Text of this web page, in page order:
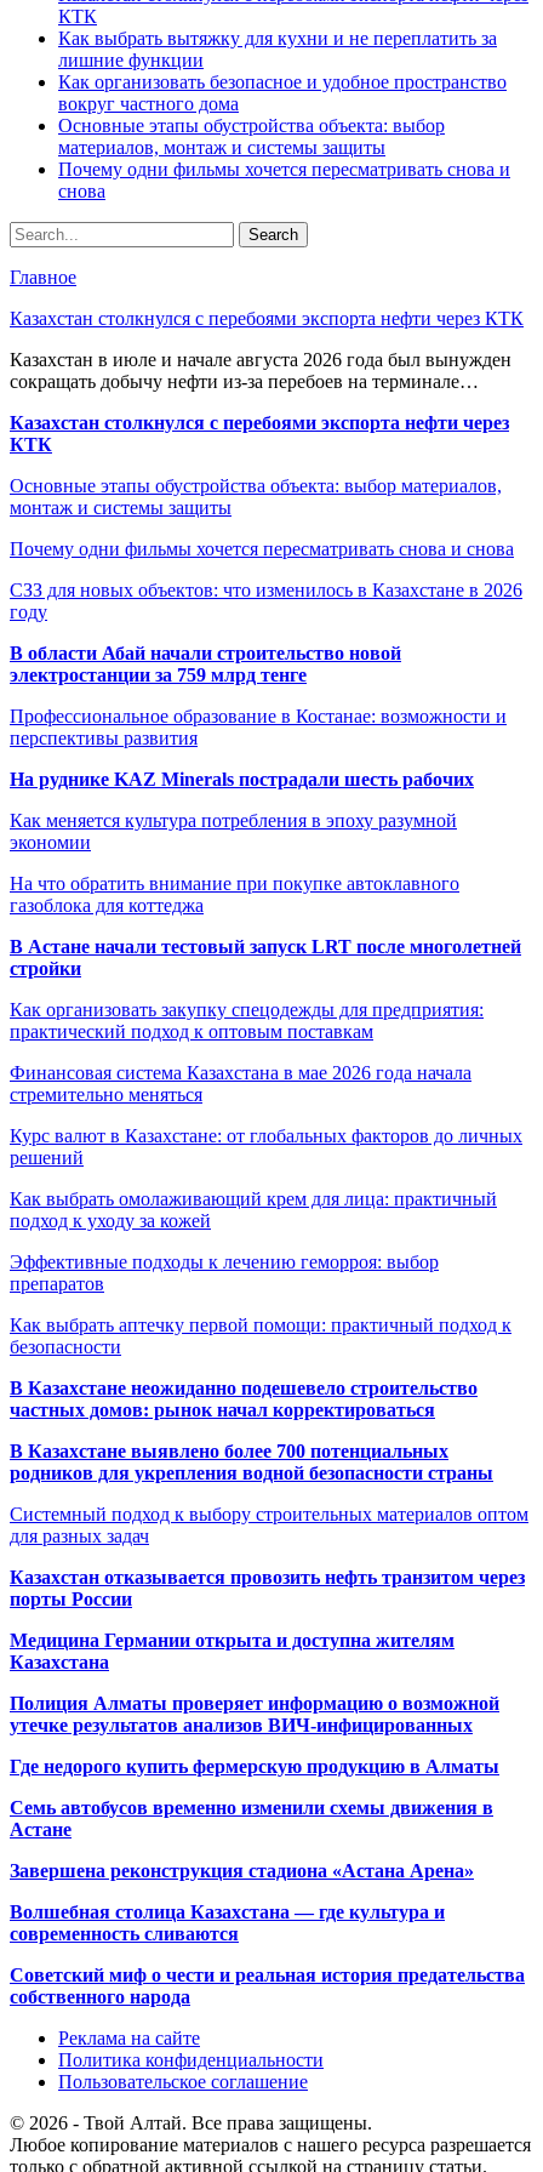
КТК
Как выбрать вытяжку для кухни и не переплатить за
лишние функции
Как организовать безопасное и удобное пространство
вокруг частного дома
Основные этапы обустройства объекта: выбор
материалов, монтаж и системы защиты
Почему одни фильмы хочется пересматривать снова и
снова
Главное
Казахстан столкнулся с перебоями экспорта нефти через КТК
Казахстан в июле и начале августа 2026 года был вынужден
сокращать добычу нефти из-за перебоев на терминале…
Казахстан столкнулся с перебоями экспорта нефти через
КТК
Основные этапы обустройства объекта: выбор материалов,
монтаж и системы защиты
Почему одни фильмы хочется пересматривать снова и снова
СЗЗ для новых объектов: что изменилось в Казахстане в 2026
году
В области Абай начали строительство новой
электростанции за 759 млрд тенге
Профессиональное образование в Костанае: возможности и
перспективы развития
На руднике KAZ Minerals пострадали шесть рабочих
Как меняется культура потребления в эпоху разумной
экономии
На что обратить внимание при покупке автоклавного
газоблока для коттеджа
В Астане начали тестовый запуск LRT после многолетней
стройки
Как организовать закупку спецодежды для предприятия:
практический подход к оптовым поставкам
Финансовая система Казахстана в мае 2026 года начала
стремительно меняться
Курс валют в Казахстане: от глобальных факторов до личных
решений
Как выбрать омолаживающий крем для лица: практичный
подход к уходу за кожей
Эффективные подходы к лечению геморроя: выбор
препаратов
Как выбрать аптечку первой помощи: практичный подход к
безопасности
В Казахстане неожиданно подешевело строительство
частных домов: рынок начал корректироваться
В Казахстане выявлено более 700 потенциальных
родников для укрепления водной безопасности страны
Системный подход к выбору строительных материалов оптом
для разных задач
Казахстан отказывается провозить нефть транзитом через
порты России
Медицина Германии открыта и доступна жителям
Казахстана
Полиция Алматы проверяет информацию о возможной
утечке результатов анализов ВИЧ-инфицированных
Где недорого купить фермерскую продукцию в Алматы
Семь автобусов временно изменили схемы движения в
Астане
Завершена реконструкция стадиона «Астана Арена»
Волшебная столица Казахстана — где культура и
современность сливаются
Советский миф о чести и реальная история предательства
собственного народа
Реклама на сайте
Политика конфиденциальности
Пользовательское соглашение
© 2026 - Твой Алтай. Все права защищены.
Любое копирование материалов с нашего ресурса разрешается
только с обратной активной ссылкой на страницу статьи.